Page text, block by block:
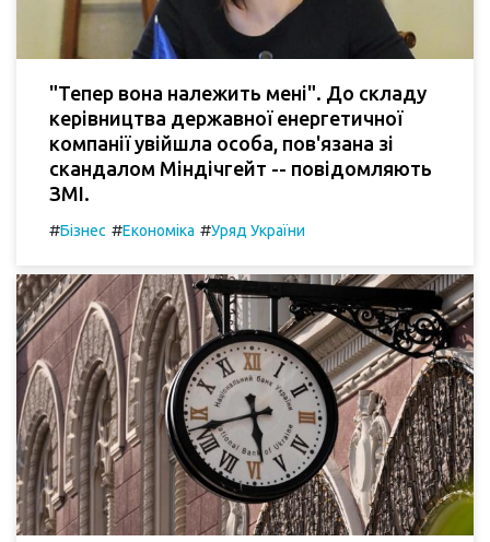
"Тепер вона належить мені". До складу
керівництва державної енергетичної
компанії увійшла особа, пов'язана зі
скандалом Міндічгейт -- повідомляють
ЗМІ.
#Бізнес #Економіка #Уряд України